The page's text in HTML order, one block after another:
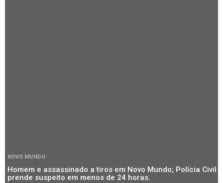
NOVO MUNDO
Homem e assassinado a tiros em Novo Mundo; Polícia Civil
prende suspeito em menos de 24 horas.